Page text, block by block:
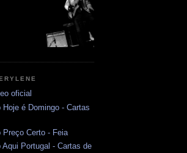
oficial
Hoje é Domingo - Cartas
Preço Certo - Feia
Aqui Portugal - Cartas de